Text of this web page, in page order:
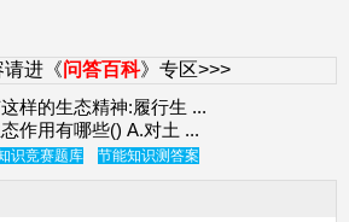
进《问答百科》专区>>>
样的生态精神:履行生 ...
作用有哪些() A.对土 ...
识竞赛题库 节能知识测答案